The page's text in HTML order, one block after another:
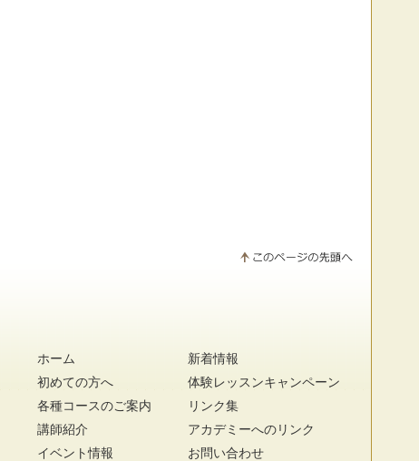
ホーム
初めての方へ
各種コースのご案内
講師紹介
イベント情報
新着情報
体験レッスンキャンペーン
リンク集
アカデミーへのリンク
お問い合わせ